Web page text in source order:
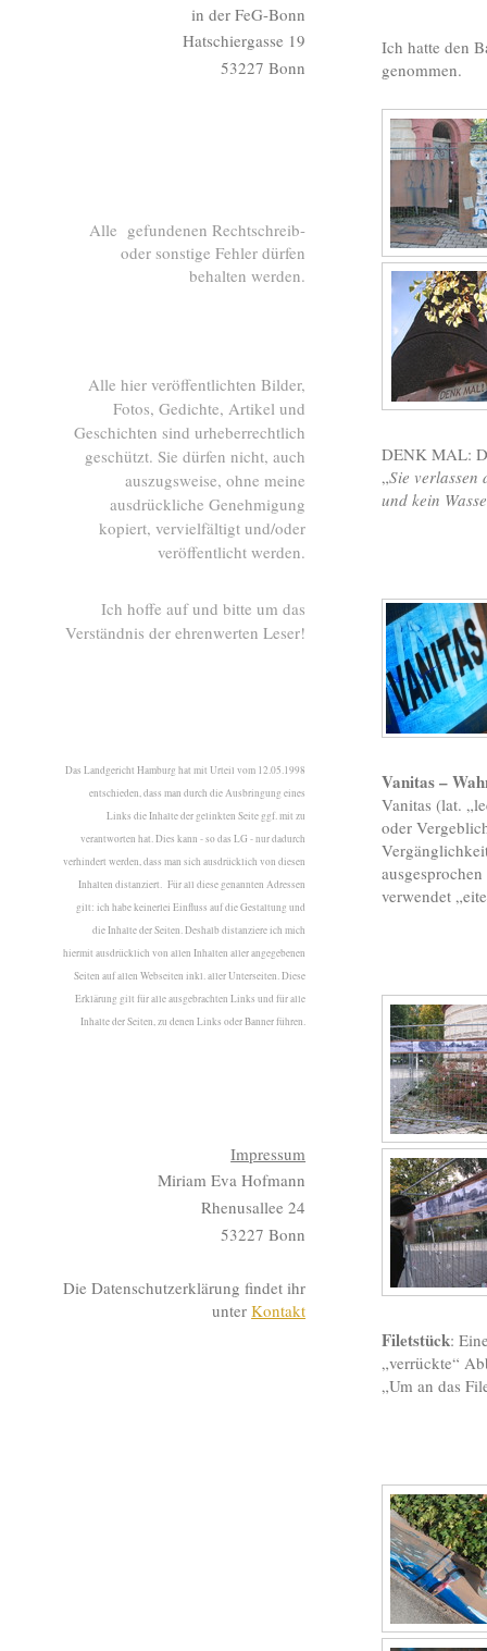
Ich hatte den
genommen.
DENK MAL:
„Sie verlassen
und kein
Vanitas –
Vanitas (lat.
oder
verwendet
Filetstück:
„verrückte“
„Um an das
in der FeG-Bonn
Hatschiergasse 19
53227 Bonn
Alle gefundenen Rechtschreib-
oder sonstige Fehler dürfen
behalten werden.
Alle hier veröffentlichten Bilder,
Fotos, Gedichte, Artikel und
Geschichten sind urheberrechtlich
geschützt. Sie dürfen nicht, auch
auszugsweise, ohne meine
ausdrückliche Genehmigung
kopiert, vervielfältigt und/oder
veröffentlicht werden.
Ich hoffe auf und bitte um das
Verständnis der ehrenwerten Leser!
Das Landgericht Hamburg hat mit Urteil vom 12.05.1998
entschieden, dass man durch die Ausbringung eines
Links die Inhalte der gelinkten Seite ggf. mit zu
verantworten hat. Dies kann - so das LG - nur dadurch
verhindert werden, dass man sich ausdrücklich von diesen
Inhalten distanziert. Für all diese genannten Adressen
gilt: ich habe keinerlei Einfluss auf die Gestaltung und
die Inhalte der Seiten. Deshalb distanziere ich mich
hiermit ausdrücklich von allen Inhalten aller angegebenen
Seiten auf allen Webseiten inkl. aller Unterseiten. Diese
Erklärung gilt für alle ausgebrachten Links und für alle
Inhalte der Seiten, zu denen Links oder Banner führen.
Impressum
Miriam Eva Hofmann
Rhenusallee 24
53227 Bonn
Die Datenschutzerklärung findet ihr
unterKontakt